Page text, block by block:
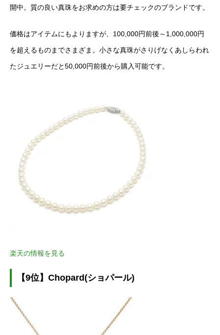
開中。質の良い真珠をお求めの方は要チェックのブランドです。
価格はアイテムにもよりますが、100,000円前後～1,000,000円
を超えるものまでさまざま。小さな真珠がさりげなくあしらわれ
たジュエリーだと50,000円前後から購入可能です。
楽天の情報を見る
【9位】Chopard(ショパール)